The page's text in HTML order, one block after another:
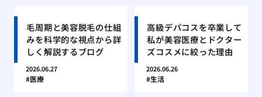
毛周期と美容脱毛の仕組
みを科学的な視点から詳
しく解説するブログ
2026.06.27
医療
高級デパコスを卒業して
私が美容医療とドクター
ズコスメに絞った理由
2026.06.26
生活